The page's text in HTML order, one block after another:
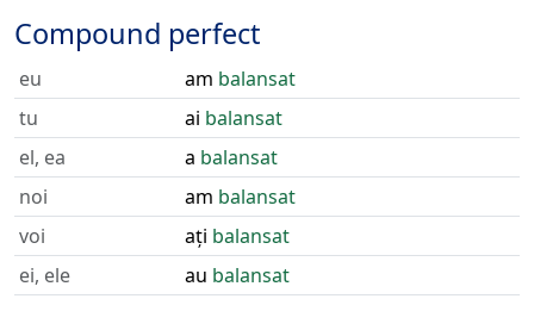
Compound perfect
eu am balansat
tu
ai balansat
el, ea
a balansat
noi
am balansat
voi
ați balansat
ei, ele
au balansat